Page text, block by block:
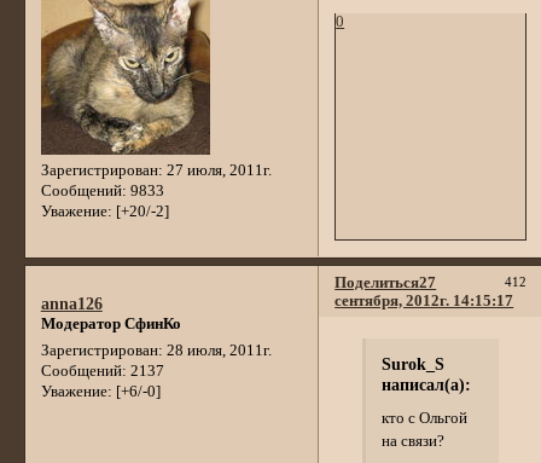
Зарегистрирован: 27 июля, 2011г.
Сообщений: 9833
Уважение: [+20/-2]
0
Поделиться 412
27
сентября, 2012г. 14:15:17
anna126
Модератор СфинКо
Зарегистрирован: 28 июля, 2011г.
Сообщений: 2137
Уважение: [+6/-0]
Surok_S
написал(а):
кто с Ольгой
на связи?